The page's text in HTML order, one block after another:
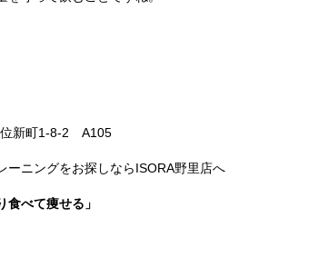
位新町1-8-2 A105
ニングをお探しならISORA野里店へ
食べて痩せる」